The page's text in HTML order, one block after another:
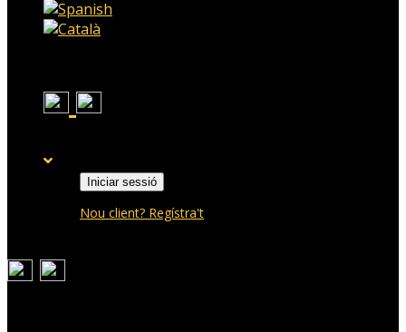
Iniciar sessió
Nou client? Regístra't